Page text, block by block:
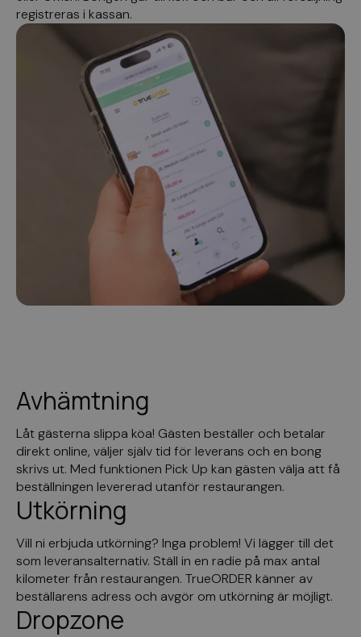
registreras i kassan.
Avhämtning
Låt gästerna slippa köa! Gästen beställer och betalar
direkt online, väljer själv tid för leverans och en bong
skrivs ut. Med funktionen Pick Up kan gästen välja att få
beställningen levererad utanför restaurangen.
Utkörning
Vill ni erbjuda utkörning? Inga problem! Vi lägger till det
som leveransalternativ. Ställ in en radie på max antal
kilometer från restaurangen. TrueORDER känner av
beställarens adress och avgör om utkörning är möjligt.
Dropzone